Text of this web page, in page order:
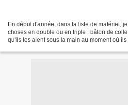
En début d'année, dans la liste de matériel,
choses en double ou en triple : bâton de
qu'ils les aient sous la main au moment où